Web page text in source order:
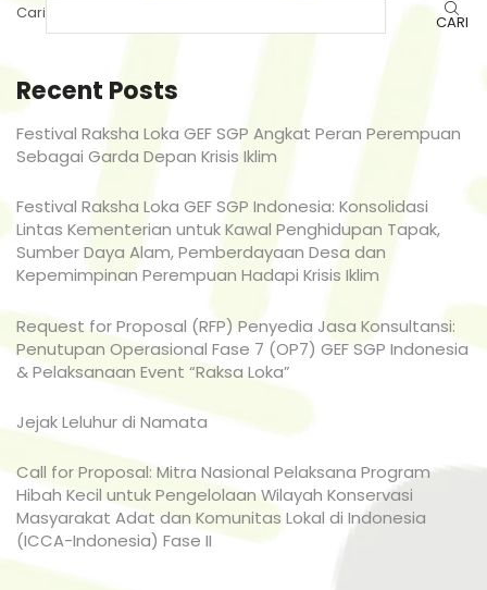
Cari CARI
Recent Posts
Festival Raksha Loka GEF SGP Angkat Peran Perempuan
Sebagai Garda Depan Krisis Iklim
Festival Raksha Loka GEF SGP Indonesia: Konsolidasi
Lintas Kementerian untuk Kawal Penghidupan Tapak,
Sumber Daya Alam, Pemberdayaan Desa dan
Kepemimpinan Perempuan Hadapi Krisis Iklim
Request for Proposal (RFP) Penyedia Jasa Konsultansi:
Penutupan Operasional Fase 7 (OP7) GEF SGP Indonesia
& Pelaksanaan Event “Raksa Loka”
Jejak Leluhur di Namata
Call for Proposal: Mitra Nasional Pelaksana Program
Hibah Kecil untuk Pengelolaan Wilayah Konservasi
Masyarakat Adat dan Komunitas Lokal di Indonesia
(ICCA-Indonesia) Fase II